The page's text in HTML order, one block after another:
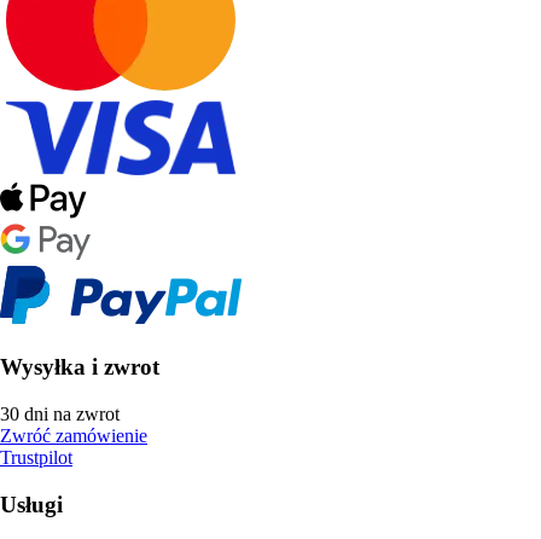
Wysyłka i zwrot
30 dni na zwrot
Zwróć zamówienie
Trustpilot
Usługi